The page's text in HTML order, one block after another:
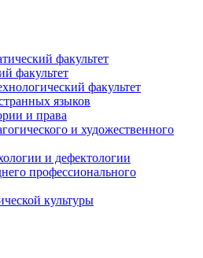
факультет
факультет
факультет
языков
и права
и художественного
и дефектологии
профессионального
культуры